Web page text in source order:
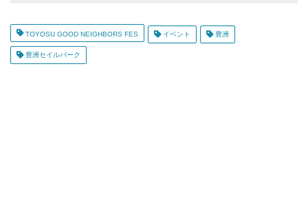
TOYOSU GOOD NEIGHBORS FES イベント 豊洲
豊洲セイルパーク